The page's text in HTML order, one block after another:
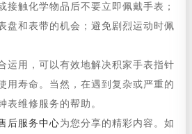
接触化学物品后不要立即佩戴手表；
盘和表带的机会；避免剧烈运动时佩
用，可以有效地解决积家手表指针
用寿命。当然，在遇到复杂或严重的
表维修服务的帮助。
后服务中心为您分享的精彩内容。如